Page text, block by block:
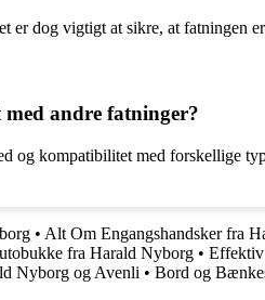
er dog vigtigt at sikre, at fatningen
andre fatninger?
og kompatibilitet med forskellige
• Alt Om Engangshandsker fra
fra Harald Nyborg • Effektiv
Nyborg og Avenli • Bord og